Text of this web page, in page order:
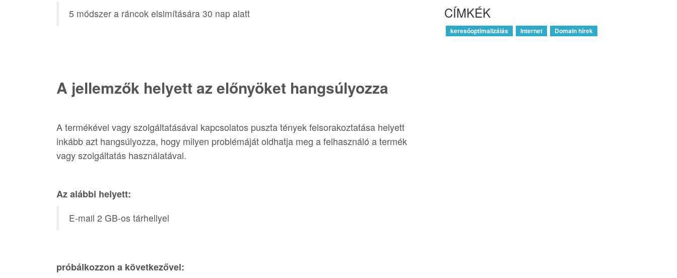
5 módszer a ráncok elsimítására 30 nap alatt
A jellemzők helyett az előnyöket hangsúlyozza
A termékével vagy szolgáltatásával kapcsolatos puszta tények felsorakoztatása helyett
inkább azt hangsúlyozza, hogy milyen problémáját oldhatja meg a felhasználó a termék
vagy szolgáltatás használatával.
Az alábbi helyett:
E-mail 2 GB-os tárhellyel
próbálkozzon a következővel:
CÍMKÉK
keresőoptimalizálás Internet Domain hírek